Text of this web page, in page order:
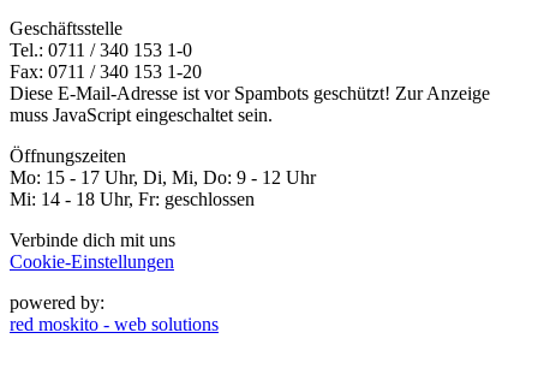
Geschäftsstelle
Tel.: 0711 / 340 153 1-0
Fax: 0711 / 340 153 1-20
Diese E-Mail-Adresse ist vor Spambots geschützt! Zur Anzeige
muss JavaScript eingeschaltet sein.
Öffnungszeiten
Mo: 15 - 17 Uhr, Di, Mi, Do: 9 - 12 Uhr
Mi: 14 - 18 Uhr, Fr: geschlossen
Verbinde dich mit uns
Cookie-Einstellungen
powered by:
red moskito - web solutions